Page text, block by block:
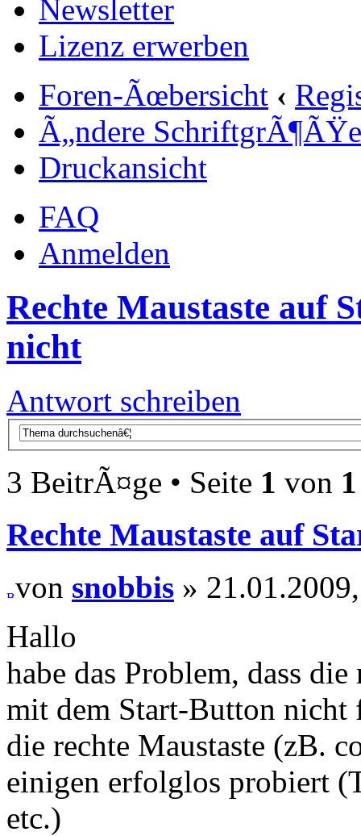
Newsletter
Lizenz erwerben
Foren-Ãœbersicht ‹
Ã„ndere SchriftgrÃ¶ÃŸe
Druckansicht
FAQ
Anmelden
Rechte Maustaste auf
nicht
Antwort schreiben
3 BeitrÃ¤ge • Seite 1 von 1
Rechte Maustaste auf
von snobbis »
Hallo
habe das Problem, dass
mit dem Start-Button
die rechte Maustaste (zB.
einigen erfolglos probiert
etc.)